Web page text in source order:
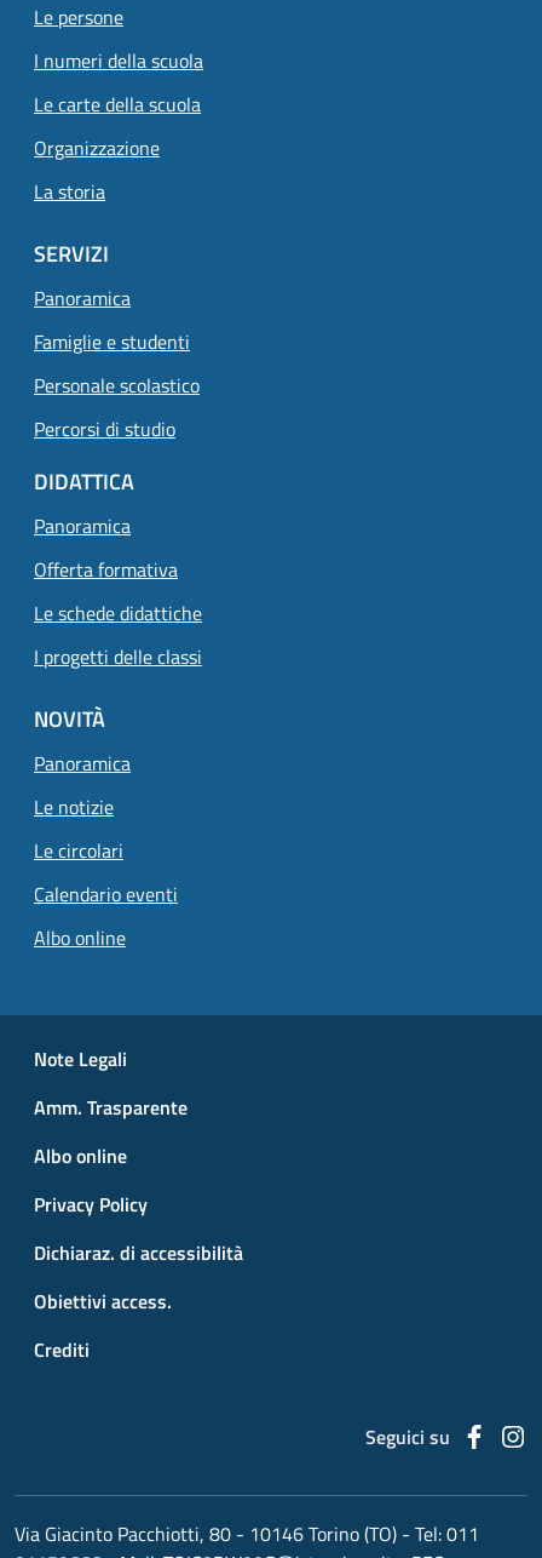
Le persone
I numeri della scuola
Le carte della scuolaPagina attuale
Organizzazione
La storia
SERVIZI
Panoramica
Famiglie e studenti
Personale scolastico
Percorsi di studio
DIDATTICA
Panoramica
Offerta formativa
Le schede didattiche
I progetti delle classi
NOVITÀ
Panoramica
Le notizie
Le circolari
Calendario eventi
Albo online
Small prints
Note Legali
Amm. Trasparente
Albo online
Privacy Policy
Dichiaraz. di accessibilità
Obiettivi access.
Crediti
Seguici su
Via Giacinto Pacchiotti, 80 - 10146 Torino (TO) - Tel:011